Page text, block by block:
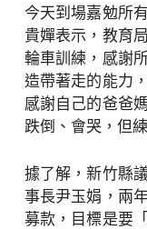
今天到場嘉勉所
貴嬋表示，教育
輪車訓練，感謝
造帶著走的能力
感謝自己的爸爸
跌倒、會哭，但
據了解，新竹縣
事長尹玉娟，兩
募款，目標是要